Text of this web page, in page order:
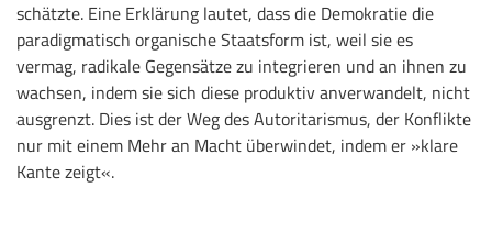
schätzte. Eine Erklärung lautet, dass die Demokratie die
paradigmatisch organische Staatsform ist, weil sie es
vermag, radikale Gegensätze zu integrieren und an ihnen zu
wachsen, indem sie sich diese produktiv anverwandelt, nicht
ausgrenzt. Dies ist der Weg des Autoritarismus, der Konflikte
nur mit einem Mehr an Macht überwindet, indem er »klare
Kante zeigt«.